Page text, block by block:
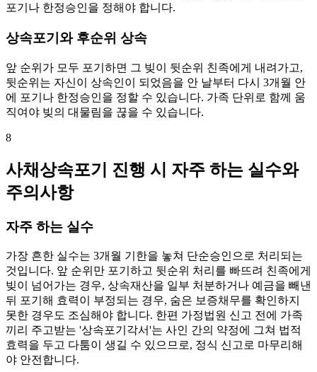
포기나 한정승인을 정해야 합니다.
상속포기와 후순위 상속
앞 순위가 모두 포기하면 그 빚이 뒷순위 친족에게 내려가고,
뒷순위는 자신이 상속인이 되었음을 안 날부터 다시 3개월 안
에 포기나 한정승인을 정할 수 있습니다. 가족 단위로 함께 움
직여야 빚의 대물림을 끊을 수 있습니다.
8
사채상속포기 진행 시 자주 하는 실수와
주의사항
자주 하는 실수
가장 흔한 실수는 3개월 기한을 놓쳐 단순승인으로 처리되는
것입니다. 앞 순위만 포기하고 뒷순위 처리를 빠뜨려 친족에게
빚이 넘어가는 경우, 상속재산을 일부 처분하거나 예금을 빼낸
뒤 포기해 효력이 부정되는 경우, 숨은 보증채무를 확인하지
못한 경우도 조심해야 합니다. 한편 가정법원 신고 전에 가족
끼리 주고받는 '상속포기각서'는 사인 간의 약정에 그쳐 법적
효력을 두고 다툼이 생길 수 있으므로, 정식 신고로 마무리해
야 안전합니다.